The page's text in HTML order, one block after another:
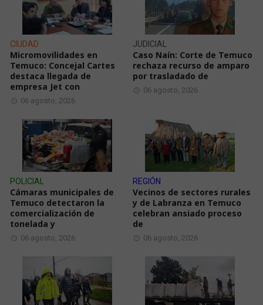
CIUDAD
Micromovilidades en
Temuco: Concejal Cartes
destaca llegada de
empresa Jet con
06 agosto, 2026
JUDICIAL
Caso Naín: Corte de Temuco
rechaza recurso de amparo
por trasladado de
06 agosto, 2026
POLICIAL
Cámaras municipales de
Temuco detectaron la
comercialización de
tonelada y
06 agosto, 2026
REGIÓN
Vecinos de sectores rurales
y de Labranza en Temuco
celebran ansiado proceso
de
06 agosto, 2026